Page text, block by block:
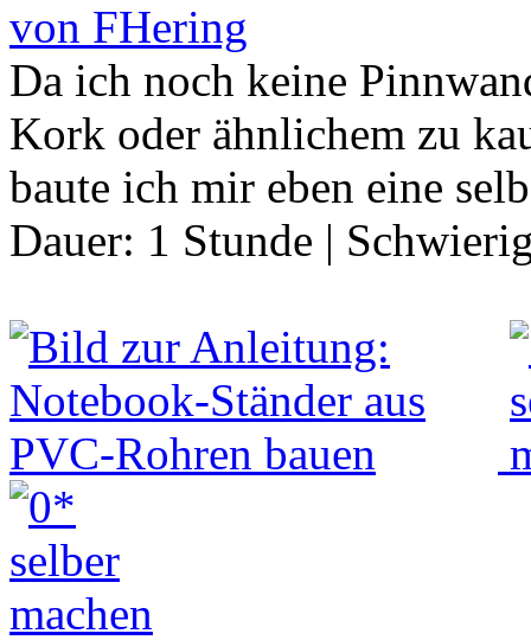
von FHering
Da ich noch keine
Kork oder ähnlichem zu
baute ich mir eben eine
Dauer: 1 Stunde |